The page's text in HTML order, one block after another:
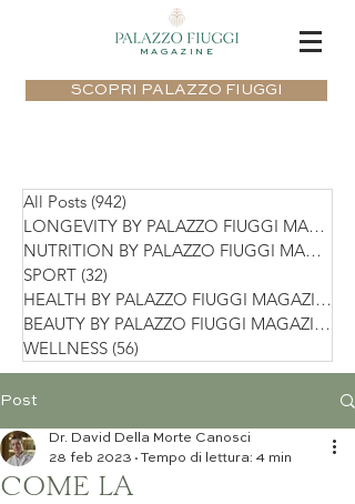
MAGAZINE
SCOPRI PALAZZO FIUGGI
All Posts (942)
LONGEVITY BY PALAZZO FIUGGI MAGAZIN
NUTRITION BY PALAZZO FIUGGI MAGAZIN
SPORT (32)
HEALTH BY PALAZZO FIUGGI MAGAZINE
BEAUTY BY PALAZZO FIUGGI MAGAZINE
WELLNESS (56)
Post
COME LA
Dr. David Della Morte Canosci
28 feb 2023
Tempo di lettura: 4 min